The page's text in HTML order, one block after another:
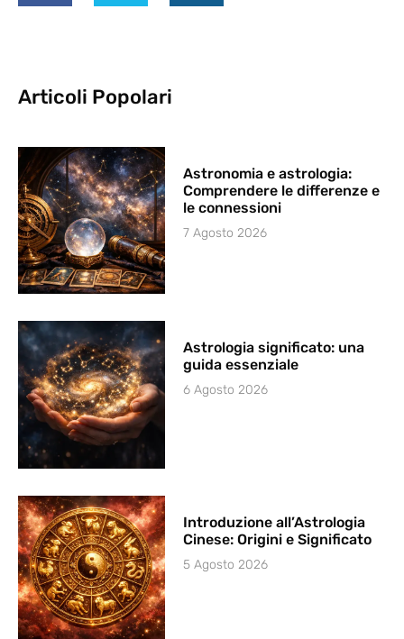
Articoli Popolari
Astronomia e astrologia:
Comprendere le differenze e
le connessioni
7 Agosto 2026
Astrologia significato: una
guida essenziale
6 Agosto 2026
Introduzione all’Astrologia
Cinese: Origini e Significato
5 Agosto 2026